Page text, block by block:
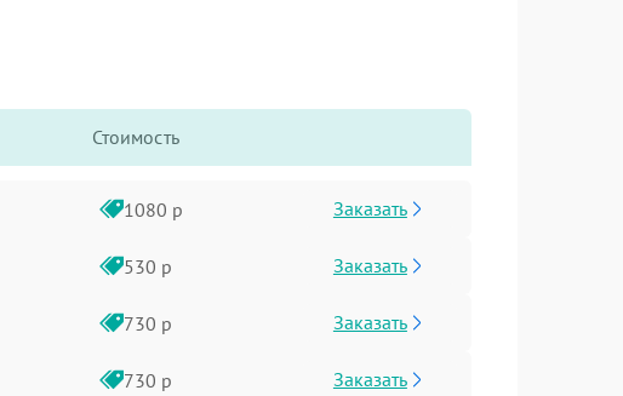
Стоимость
1080 р Заказать
530 р Заказать
730 р Заказать
730 р Заказать